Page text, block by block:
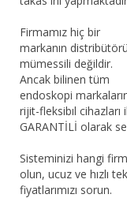
Firmamız hiç bir
markanın
mümessili değildir.
Ancak bilinen tüm
endoskopi
rijit-fleksibıl
GARANTİLİ olarak
Sisteminizi hangi
olun, ucuz ve hızlı
fiyatlarımızı sorun.